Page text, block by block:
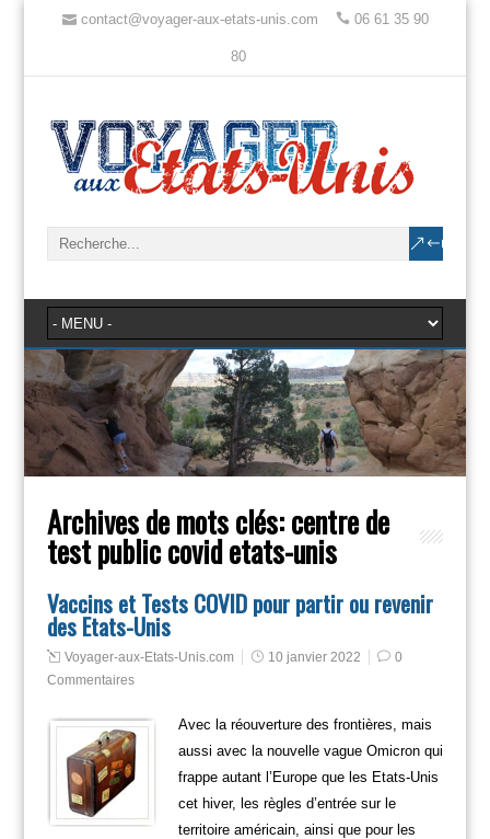
contact@voyager-aux-etats-unis.com 06 61 35 90
80
Archives de mots clés:centre de
test public covid etats-unis
Vaccins et Tests COVID pour partir ou revenir
des Etats-Unis
Voyager-aux-Etats-Unis.com 10 janvier 2022
0
Commentaires
Avec la réouverture des frontières, mais
aussi avec la nouvelle vague Omicron qui
frappe autant l’Europe que les Etats-Unis
cet hiver, les règles d’entrée sur le
territoire américain, ainsi que pour les